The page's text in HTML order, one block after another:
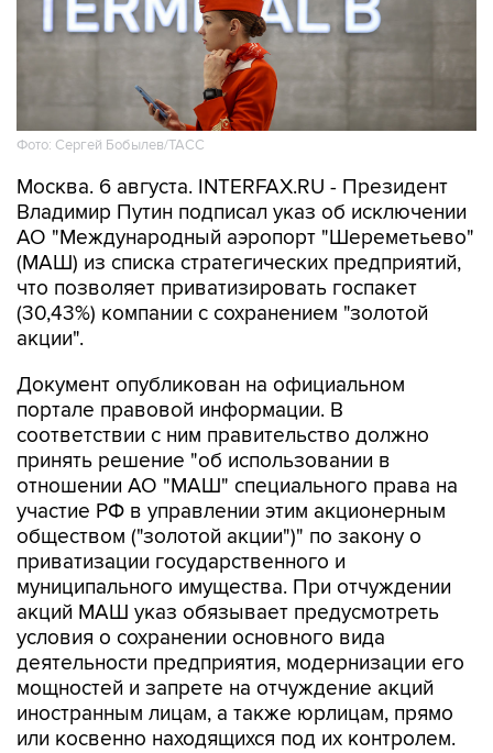
Фото: Сергей Бобылев/ТАСС
Москва. 6 августа. INTERFAX.RU - Президент
Владимир Путин подписал указ об исключении
АО "Международный аэропорт "Шереметьево"
(МАШ) из списка стратегических предприятий,
что позволяет приватизировать госпакет
(30,43%) компании с сохранением "золотой
акции".
Документ опубликован на официальном
портале правовой информации. В
соответствии с ним правительство должно
принять решение "об использовании в
отношении АО "МАШ" специального права на
участие РФ в управлении этим акционерным
обществом ("золотой акции")" по закону о
приватизации государственного и
муниципального имущества. При отчуждении
акций МАШ указ обязывает предусмотреть
условия о сохранении основного вида
деятельности предприятия, модернизации его
мощностей и запрете на отчуждение акций
иностранным лицам, а также юрлицам, прямо
или косвенно находящихся под их контролем.